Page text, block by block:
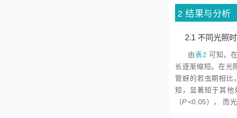
2 结果与分析
2.1 不同光照
由表2 可知，
长逐渐缩短。在光
管蚜的若虫期相比
短，显著短于其
（P<0.05）， 而